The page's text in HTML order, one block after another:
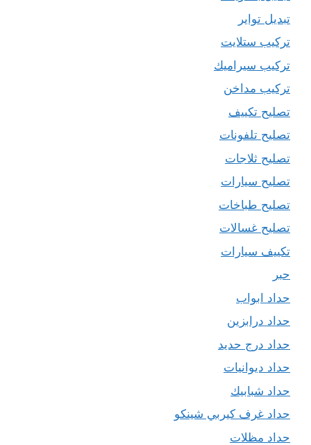
تبديل تواير
تركيب ستلايت
تركيب سيراميك
تركيب مداخن
تصليح تكييف
تصليح تلفونات
تصليح ثلاجات
تصليح سيارات
تصليح طباخات
تصليح غسالات
تكييف سيارات
حبر
حداد ابواب
حداد درابزين
حداد درج حديد
حداد ديوانيات
حداد شبابيك
حداد غرف كيربي شينكو
حداد مظلات